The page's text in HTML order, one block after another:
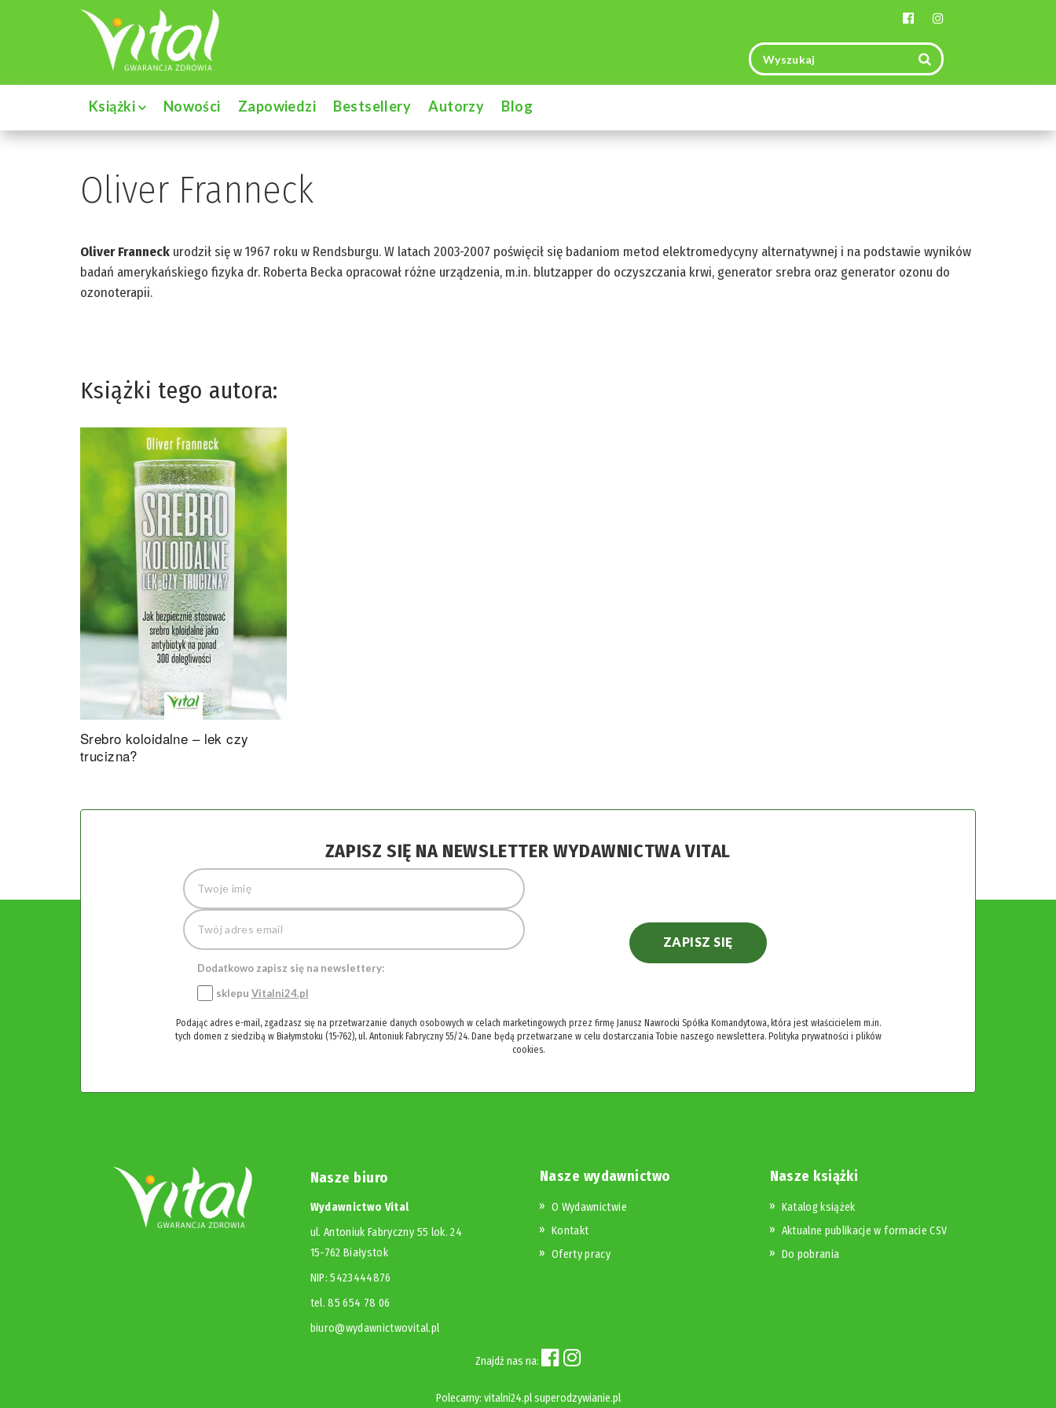
Książki Nowości Zapowiedzi Bestsellery Autorzy Blog
Oliver Franneck
Oliver Franneck urodził się w 1967 roku w Rendsburgu. W latach 2003-2007 poświęcił się badaniom metod elektromedycyny alternatywnej i na podstawie wyników
badań amerykańskiego fizyka dr. Roberta Becka opracował różne urządzenia, m.in. blutzapper do oczyszczania krwi, generator srebra oraz generator ozonu do
ozonoterapii.
Książki tego autora:
Srebro koloidalne – lek czy
trucizna?
ZAPISZ SIĘ NA NEWSLETTER WYDAWNICTWA VITAL
Dodatkowo zapisz się na newslettery:
sklepu Vitalni24.pl
ZAPISZ SIĘ
Podając adres e-mail, zgadzasz się na przetwarzanie danych osobowych w celach marketingowych przez firmę Janusz Nawrocki Spółka Komandytowa, która jest właścicielem m.in.
tych domen z siedzibą w Białymstoku (15-762), ul. Antoniuk Fabryczny 55/24. Dane będą przetwarzane w celu dostarczania Tobie naszego newslettera. Polityka prywatności i plików
cookies.
Nasze biuro
Wydawnictwo Vital
ul. Antoniuk Fabryczny 55 lok. 24
15-762 Białystok
NIP: 5423444876
tel. 85 654 78 06
biuro@wydawnictwovital.pl
Nasze wydawnictwo
O Wydawnictwie
Kontakt
Oferty pracy
Nasze książki
Katalog książek
Aktualne publikacje w formacie CSV
Do pobrania
Znajdź nas na:
Polecamy: vitalni24.pl superodzywianie.pl